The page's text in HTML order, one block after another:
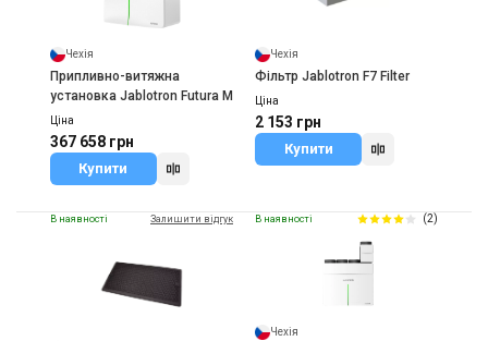
Чехія
Припливно-витяжна
установка Jablotron Futura M
Ціна
367 658 грн
Купити
Чехія
Фільтр Jablotron F7 Filter
Ціна
2 153 грн
Купити
В наявності Залишити відгук В наявності (2)
Чехія